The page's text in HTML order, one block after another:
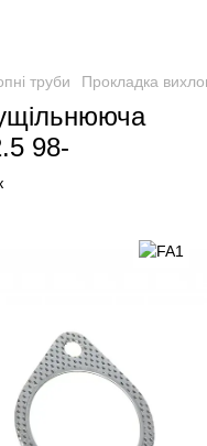
труби Прокладка
98-